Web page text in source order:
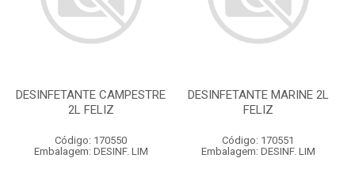
DESINFETANTE CAMPESTRE
2L FELIZ
Código: 170550
Embalagem: DESINF. LIM
DESINFETANTE MARINE 2L
FELIZ
Código: 170551
Embalagem: DESINF. LIM